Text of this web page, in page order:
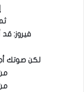
فيروز:
لكن صوتك